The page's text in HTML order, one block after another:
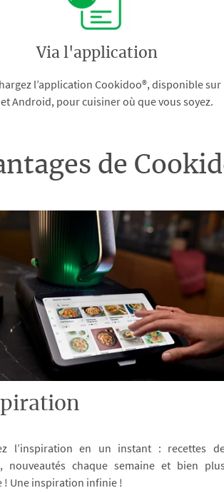
Via l'application
l’application Cookidoo®, disponible sur
et Android, pour cuisiner où que vous soyez.
de
l’inspiration en un instant : recettes
nouveautés chaque semaine et bien plus
! Une inspiration infinie !